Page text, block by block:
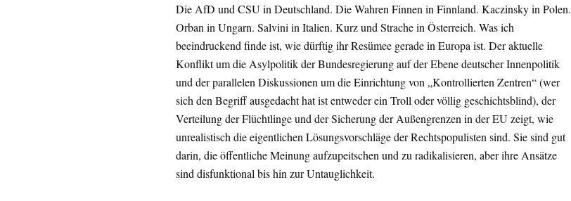
Die AfD und CSU in Deutschland. Die Wahren Finnen in Finnland. Kaczinsky in Polen.
Orban in Ungarn. Salvini in Italien. Kurz und Strache in Österreich. Was ich
beeindruckend finde ist, wie dürftig ihr Resümee gerade in Europa ist. Der aktuelle
Konflikt um die Asylpolitik der Bundesregierung auf der Ebene deutscher Innenpolitik
und der parallelen Diskussionen um die Einrichtung von „Kontrollierten Zentren“ (wer
sich den Begriff ausgedacht hat ist entweder ein Troll oder völlig geschichtsblind), der
Verteilung der Flüchtlinge und der Sicherung der Außengrenzen in der EU zeigt, wie
unrealistisch die eigentlichen Lösungsvorschläge der Rechtspopulisten sind. Sie sind gut
darin, die öffentliche Meinung aufzupeitschen und zu radikalisieren, aber ihre Ansätze
sind disfunktional bis hin zur Untauglichkeit.